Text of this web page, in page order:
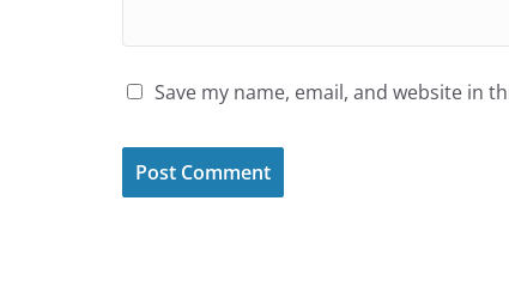
Save my name, email, and website in